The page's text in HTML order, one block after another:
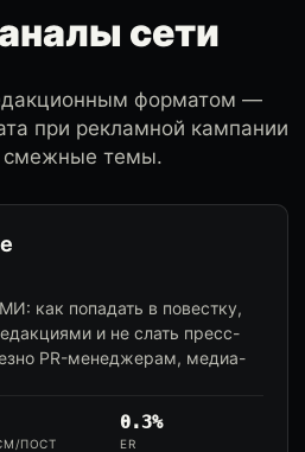
сети
форматом —
при рекламной кампании
смежные темы.
как попадать в повестку,
и не слать пресс-
PR-менеджерам, медиа-
ПОСТ
0.3%
ER